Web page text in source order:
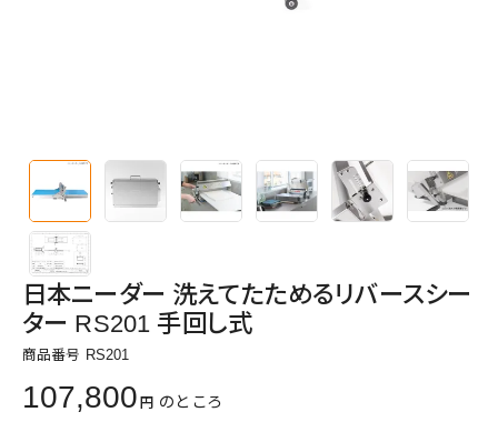
日本ニーダー 洗えてたためるリバースシー
ター RS201 手回し式
商品番号 RS201
107,800 のところ